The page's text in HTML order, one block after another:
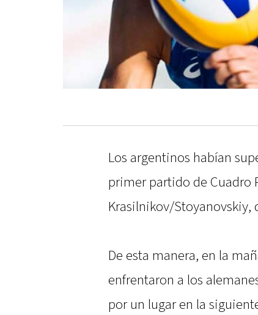
Los argentinos habían
primer partido de Cuadro
Krasilnikov/Stoyanovskiy,
De esta manera, en la
enfrentaron a los
por un lugar en la